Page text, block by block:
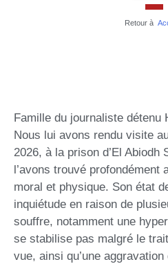
Retour à
Famille du journaliste détenu
Nous lui avons rendu visite
2026, à la prison d’El Abiodh
l’avons trouvé
moral et physique. Son état
inquiétude en raison de
souffre, notamment une
se stabilise pas malgré le
vue, ainsi qu’une